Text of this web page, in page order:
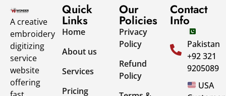
A creative
embroidery
digitizing
service
website
offering
Quick
Links
Home
About us
Services
Pricing
Our
Policies
Privacy
Policy
Refund
Policy
Contact
Info
Pakistan
+92 321
9205089
USA